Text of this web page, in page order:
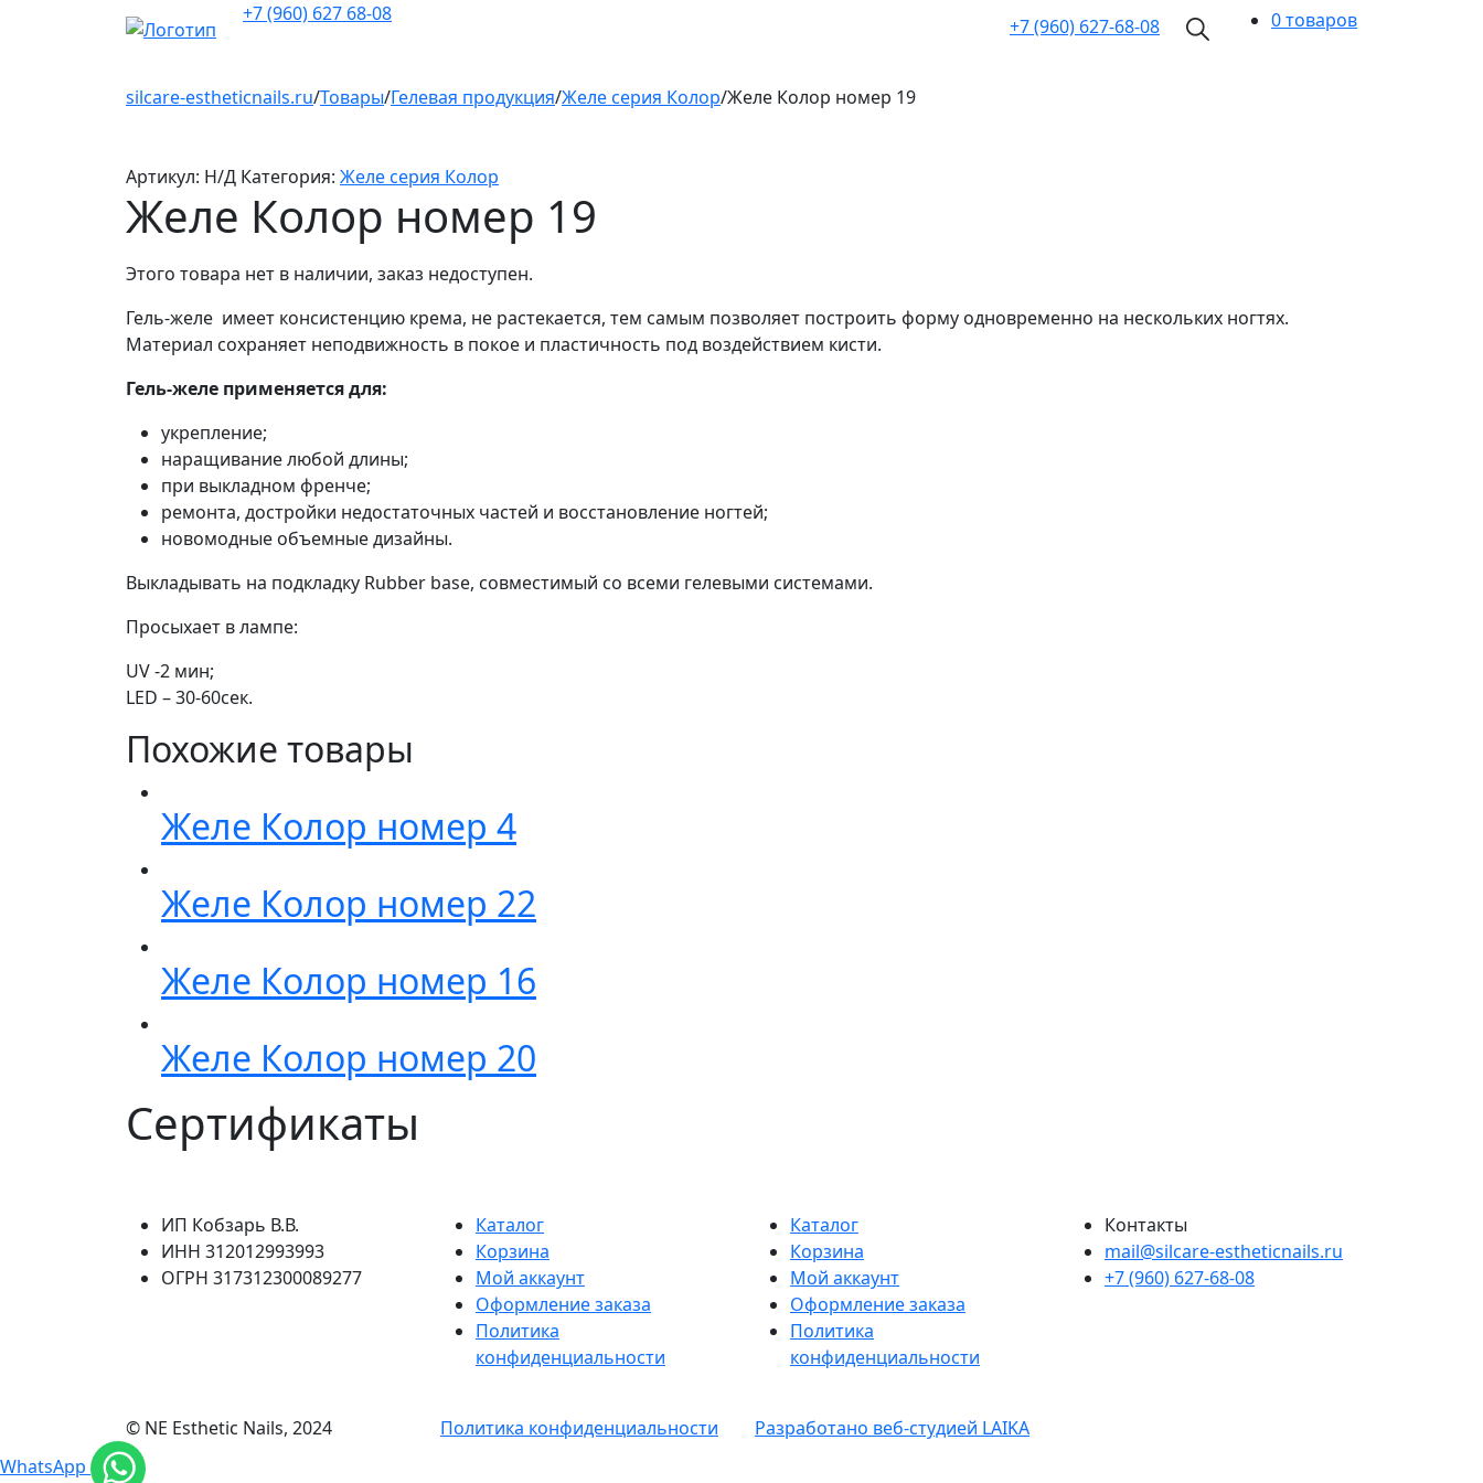
+7 (960) 627 68-08
+7 (960) 627-68-08 0 товаров
silcare-estheticnails.ru/Товары/Гелевая продукция/Желе серия Колор/Желе Колор номер 19
Артикул: Н/Д Категория: Желе серия Колор
Желе Колор номер 19
Этого товара нет в наличии, заказ недоступен.
Гель-желе имеет консистенцию крема, не растекается, тем самым позволяет построить форму одновременно на нескольких ногтях.
Материал сохраняет неподвижность в покое и пластичность под воздействием кисти.
Гель-желе применяется для:
укрепление;
наращивание любой длины;
при выкладном френче;
ремонта, достройки недостаточных частей и восстановление ногтей;
новомодные объемные дизайны.
Выкладывать на подкладку Rubber base, совместимый со всеми гелевыми системами.
Просыхает в лампе:
UV -2 мин;
LED – 30-60сек.
Похожие товары
Желе Колор номер 4
Желе Колор номер 22
Желе Колор номер 16
Желе Колор номер 20
Сертификаты
ИП Кобзарь В.В.
ИНН 312012993993
ОГРН 317312300089277
Каталог
Корзина
Мой аккаунт
Оформление заказа
Политика
конфиденциальности
Каталог
Корзина
Мой аккаунт
Оформление заказа
Политика
конфиденциальности
Контакты
mail@silcare-estheticnails.ru
+7 (960) 627-68-08
© NE Esthetic Nails, 2024 Политика конфиденциальности
Разработано веб-студией LAIKA
WhatsApp